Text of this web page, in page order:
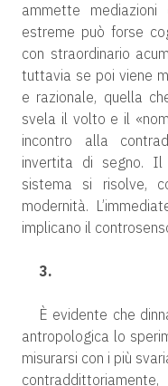
ammette
estreme può forse
con straordinario
tuttavia se poi viene
e razionale, quella
svela il volto e il
incontro alla
invertita di segno. Il
sistema si risolve,
modernità.
implicano il
3.
È evidente che
antropologica lo
misurarsi con i più